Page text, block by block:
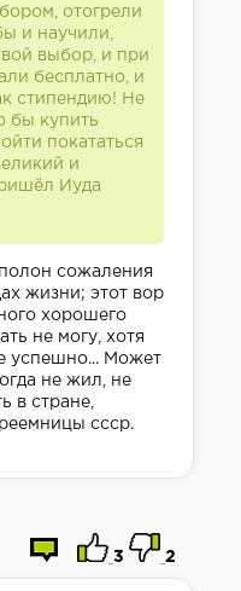
отогрели
и научили,
выбор, и при
бесплатно, и
стипендию! Не
бы купить
покататься
и
Иуда
сожаления
жизни; этот вор
хорошего
не могу, хотя
успешно... Может
не жил, не
в стране,
ссср.
3 2